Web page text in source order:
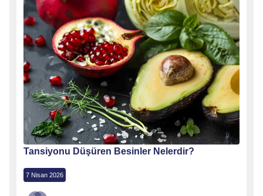
Tansiyonu Düşüren Besinler Nelerdir?
7 Nisan 2026